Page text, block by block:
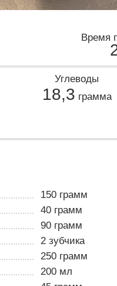
Время
Углеводы
18,3 грамма
150 грамм
40 грамм
90 грамм
2 зубчика
250 грамм
200 мл